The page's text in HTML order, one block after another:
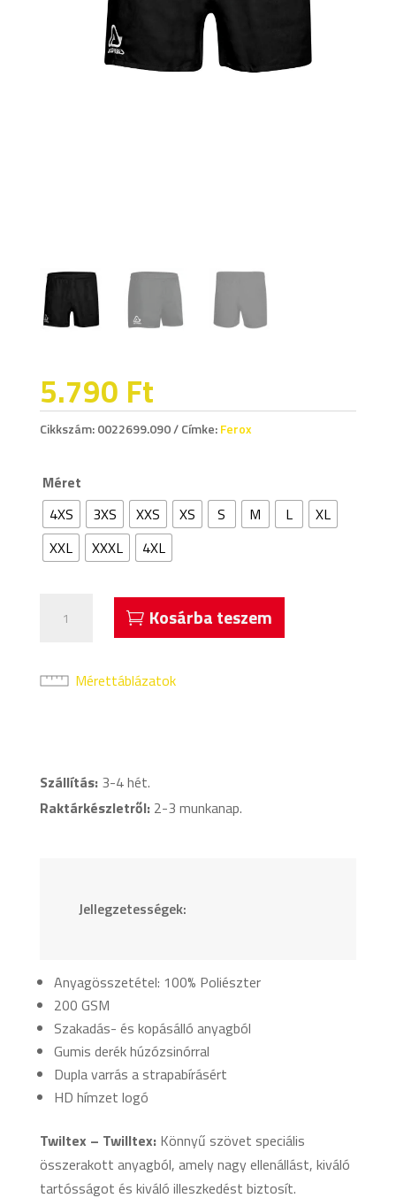
5.790 Ft
Cikkszám:0022699.090 Címke:Ferox
Méret
4XS
3XS XXS XS S M L
XL
XXL
XXXL 4XL
Ferox
Nadrág
Kosárba teszem
Mérettáblázatok
Szállítás:3-4 hét.
Raktárkészletről:2-3 munkanap.
Jellegzetességek:
Anyagösszetétel: 100% Poliészter
200 GSM
Szakadás- és kopásálló anyagból
Gumis derék húzózsinórral
Dupla varrás a strapabírásért
HD hímzet logó
Twiltex – Twilltex:Könnyű szövet speciális
összerakott anyagból, amely nagy ellenállást, kiváló
tartósságot és kiváló illeszkedést biztosít.